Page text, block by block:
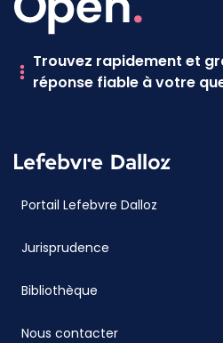
Trouvez rapidement et
réponse fiable à votre
Portail Lefebvre Dalloz
Jurisprudence
Bibliothèque
Nous contacter